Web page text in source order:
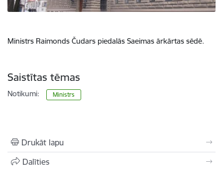
Ministrs Raimonds Čudars piedalās Saeimas ārkārtas sēdē.
Saistītas tēmas
Notikumi: Ministrs
Drukāt lapu
Dalīties